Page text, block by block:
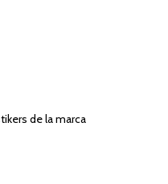
de la marca